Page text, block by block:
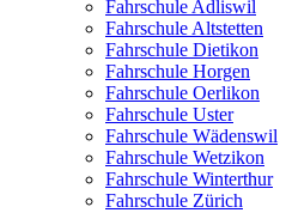
Fahrschule Adliswil
Fahrschule Altstetten
Fahrschule Dietikon
Fahrschule Horgen
Fahrschule Oerlikon
Fahrschule Uster
Fahrschule Wädenswil
Fahrschule Wetzikon
Fahrschule Winterthur
Fahrschule Zürich